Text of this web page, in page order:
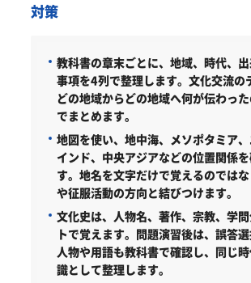
対策
教科書の章末ごとに、地域、時代、
事項を4列で整理します。文化交流の
どの地域からどの地域へ何が伝わっ
でまとめます。
地図を使い、地中海、メソポタミア、
インド、中央アジアなどの位置関係
す。地名を文字だけで覚えるのでは
や征服活動の方向と結びつけます。
文化史は、人物名、著作、宗教、学
トで覚えます。問題演習後は、誤答
人物や用語も教科書で確認し、同じ
識として整理します。